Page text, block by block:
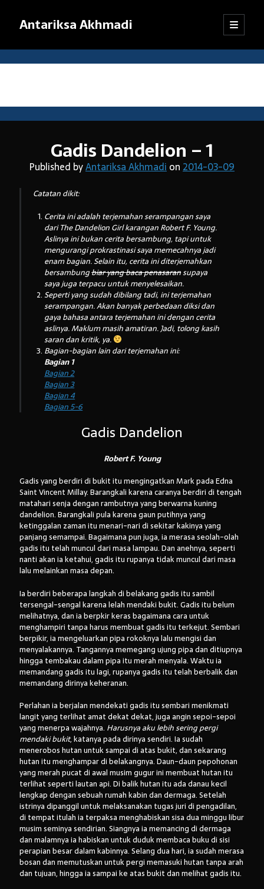
Antariksa Akhmadi
open
primary
Sidebar
Librarian, information junkie, and perpetual dilettante. Likes anything
Blog ini adalah kumpulan tulisan yang dibuat oleh saya semenjak
SMP kelas VIII (sekarang saya sudah bekerja). Dari mula-mula menulis
blog hingga sekarang, pendapat dan pemikiran saya sudah jauh
menanggapi tulisan-tulisan yang sudah lama.
Jika ada komentar yang tidak termuat, kemungkinan besar
tanggapan itu tersangkut sistemanti-spamWordPress. Pasti akan
saya kembalikan, kok.
Terima kasih sudah mampir!
Gadis Dandelion – 1
Published byAntariksa Akhmadi on 2014-03-09
Catatan dikit:
Cerita ini adalah terjemahan serampangan saya
dari The Dandelion Girl karangan Robert F. Young.
Aslinya ini bukan cerita bersambung, tapi untuk
mengurangi prokrastinasi saya memecahnya jadi
enam bagian. Selain itu, cerita ini diterjemahkan
bersambungbiar yang baca penasaransupaya
saya juga terpacu untuk menyelesaikan.
Seperti yang sudah dibilang tadi, ini terjemahan
serampangan. Akan banyak perbedaan diksi dan
gaya bahasa antara terjemahan ini dengan cerita
aslinya. Maklum masih amatiran. Jadi, tolong kasih
saran dan kritik, ya.
Bagian-bagian lain dari terjemahan ini:
Bagian 1
Bagian 2
Bagian 3
Bagian 4
Bagian 5-6
Gadis Dandelion
Robert F. Young
Gadis yang berdiri di bukit itu mengingatkan Mark pada Edna
Saint Vincent Millay. Barangkali karena caranya berdiri di tengah
matahari senja dengan rambutnya yang berwarna kuning
dandelion. Barangkali pula karena gaun putihnya yang
ketinggalan zaman itu menari-nari di sekitar kakinya yang
panjang semampai. Bagaimana pun juga, ia merasa seolah-olah
gadis itu telah muncul dari masa lampau. Dan anehnya, seperti
nanti akan ia ketahui, gadis itu rupanya tidak muncul dari masa
lalu melainkan masa depan.
Ia berdiri beberapa langkah di belakang gadis itu sambil
tersengal-sengal karena lelah mendaki bukit. Gadis itu belum
melihatnya, dan ia berpkir keras bagaimana cara untuk
menghampiri tanpa harus membuat gadis itu terkejut. Sembari
berpikir, ia mengeluarkan pipa rokoknya lalu mengisi dan
menyalakannya. Tangannya memegang ujung pipa dan ditiupnya
hingga tembakau dalam pipa itu merah menyala. Waktu ia
memandang gadis itu lagi, rupanya gadis itu telah berbalik dan
memandang dirinya keheranan.
Perlahan ia berjalan mendekati gadis itu sembari menikmati
langit yang terlihat amat dekat dekat, juga angin sepoi-sepoi
yang menerpa wajahnya. Harusnya aku lebih sering pergi
mendaki bukit, katanya pada dirinya sendiri. Ia sudah
menerobos hutan untuk sampai di atas bukit, dan sekarang
hutan itu menghampar di belakangnya. Daun-daun pepohonan
yang merah pucat di awal musim gugur ini membuat hutan itu
terlihat seperti lautan api. Di balik hutan itu ada danau kecil
lengkap dengan sebuah rumah kabin dan dermaga. Setelah
istrinya dipanggil untuk melaksanakan tugas juri di pengadilan,
di tempat itulah ia terpaksa menghabiskan sisa dua minggu libur
musim seminya sendirian. Siangnya ia memancing di dermaga
dan malamnya ia habiskan untuk duduk membaca buku di sisi
perapian besar dalam kabinnya. Selang dua hari, ia sudah merasa
bosan dan memutuskan untuk pergi memasuki hutan tanpa arah
dan tujuan, hingga ia sampai ke atas bukit dan melihat gadis itu.